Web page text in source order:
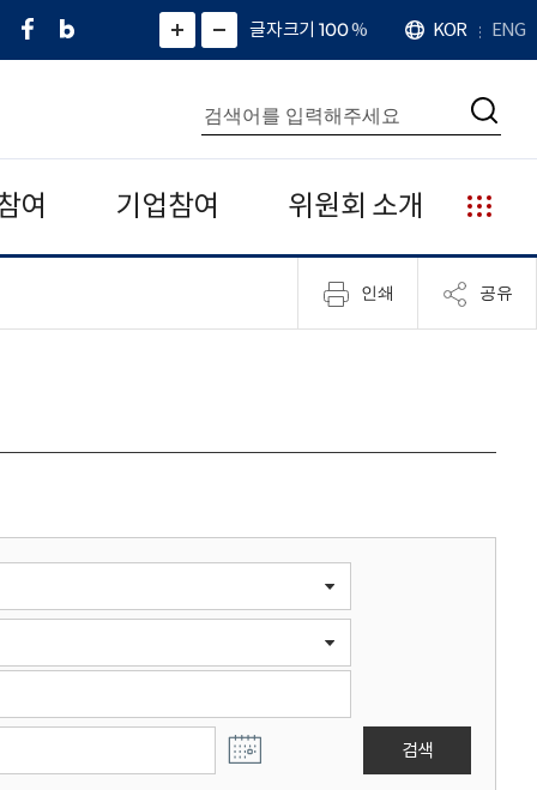
페
네
그
)
화
면
면
소
확
대
치
글자크기 100%
언
어
KOR ENG
통
합
검
색
검
여 기업참여 위원회 소개
누
리
집
안
인쇄 공유
검색